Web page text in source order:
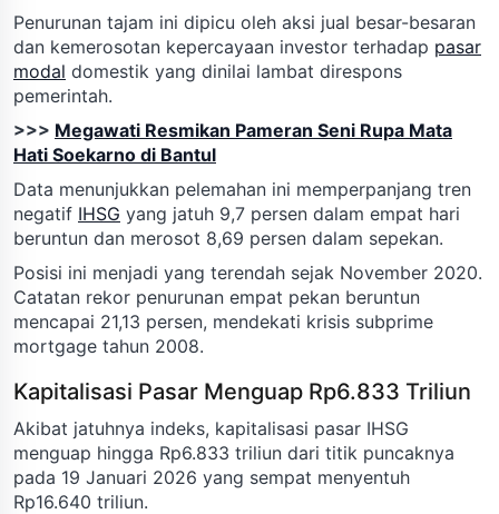
Penurunan tajam ini dipicu oleh aksi jual besar-besaran
dan kemerosotan kepercayaan investor terhadap pasar
modal domestik yang dinilai lambat direspons
pemerintah.
>>> Megawati Resmikan Pameran Seni Rupa Mata
Hati Soekarno di Bantul
Data menunjukkan pelemahan ini memperpanjang tren
negatif IHSG yang jatuh 9,7 persen dalam empat hari
beruntun dan merosot 8,69 persen dalam sepekan.
Posisi ini menjadi yang terendah sejak November 2020.
Catatan rekor penurunan empat pekan beruntun
mencapai 21,13 persen, mendekati krisis subprime
mortgage tahun 2008.
Kapitalisasi Pasar Menguap Rp6.833 Triliun
Akibat jatuhnya indeks, kapitalisasi pasar IHSG
menguap hingga Rp6.833 triliun dari titik puncaknya
pada 19 Januari 2026 yang sempat menyentuh
Rp16.640 triliun.